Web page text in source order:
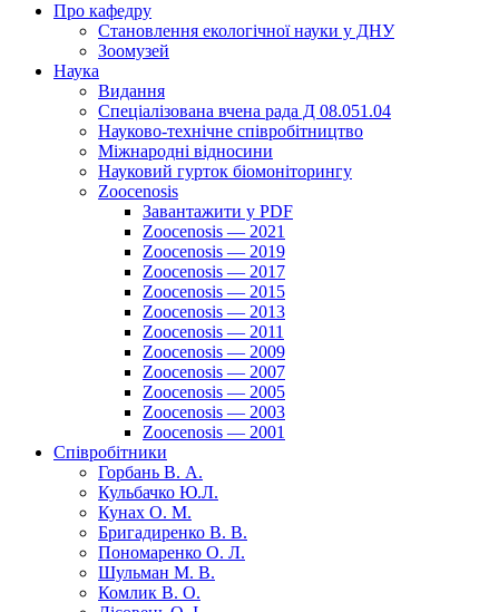
Про кафедру
Cтановлення екологічної науки у ДНУ
Зоомузей
Наука
Видання
Спеціалізована вчена рада Д 08.051.04
Науково-технічне співробітництво
Міжнародні відносини
Науковий гурток біомоніторингу
Zoocenosis
Завантажити у PDF
Zoocenosis — 2021
Zoocenosis — 2019
Zoocenosis — 2017
Zoocenosis — 2015
Zoocenosis — 2013
Zoocenosis — 2011
Zoocenosis — 2009
Zoocenosis — 2007
Zoocenosis — 2005
Zoocenosis — 2003
Zoocenosis — 2001
Співробітники
Горбань В. А.
Кульбачко Ю.Л.
Кунах О. М.
Бригадиренко В. В.
Пономаренко О. Л.
Шульман М. В.
Комлик В. О.